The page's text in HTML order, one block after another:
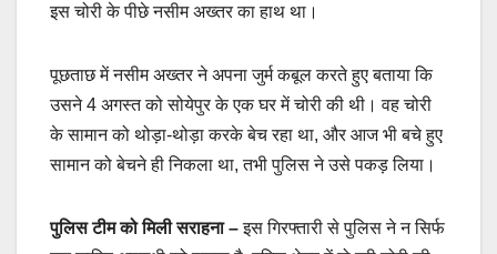
इस चोरी के पीछे नसीम अख्तर का हाथ था।
पूछताछ में नसीम अख्तर ने अपना जुर्म कबूल करते हुए बताया कि
उसने 4 अगस्त को सोयेपुर के एक घर में चोरी की थी। वह चोरी
के सामान को थोड़ा-थोड़ा करके बेच रहा था, और आज भी बचे हुए
सामान को बेचने ही निकला था, तभी पुलिस ने उसे पकड़ लिया।
पुलिस टीम को मिली सराहना –इस गिरफ्तारी से पुलिस ने न सिर्फ